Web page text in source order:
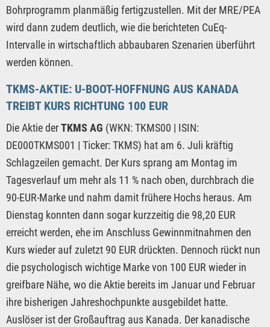
Bohrprogramm planmäßig fertigzustellen. Mit der MRE/PEA
wird dann zudem deutlich, wie die berichteten CuEq-
Intervalle in wirtschaftlich abbaubaren Szenarien überführt
werden können.
TKMS-AKTIE: U-BOOT-HOFFNUNG AUS KANADA
TREIBT KURS RICHTUNG 100 EUR
Die Aktie derTKMS AG (WKN: TKMS00 | ISIN:
DE000TKMS001 | Ticker: TKMS) hat am 6. Juli kräftig
Schlagzeilen gemacht. Der Kurs sprang am Montag im
Tagesverlauf um mehr als 11 % nach oben, durchbrach die
90-EUR-Marke und nahm damit frühere Hochs heraus. Am
Dienstag konnten dann sogar kurzzeitig die 98,20 EUR
erreicht werden, ehe im Anschluss Gewinnmitnahmen den
Kurs wieder auf zuletzt 90 EUR drückten. Dennoch rückt nun
die psychologisch wichtige Marke von 100 EUR wieder in
greifbare Nähe, wo die Aktie bereits im Januar und Februar
ihre bisherigen Jahreshochpunkte ausgebildet hatte.
Auslöser ist der Großauftrag aus Kanada. Der kanadische